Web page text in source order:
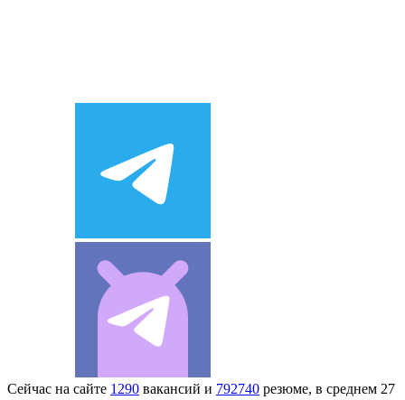
Сейчас на сайте 1290 вакансий и 792740 резюме, в среднем 27